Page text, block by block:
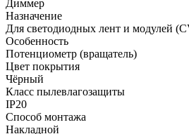
Диммер
Назначение
Для светодиодных лент и модулей
Особенность
Потенциометр (вращатель)
Цвет покрытия
Чёрный
Класс пылевлагозащиты
IP20
Способ монтажа
Накладной